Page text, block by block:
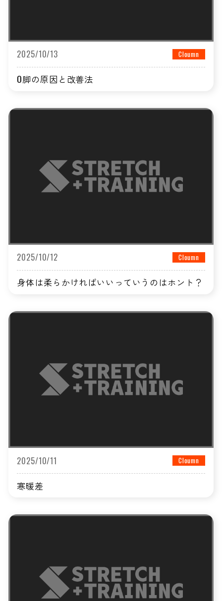
2025/10/13 Cloumn
O脚の原因と改善法
2025/10/12 Cloumn
身体は柔らかければいいっていうのはホント？
2025/10/11 Cloumn
寒暖差